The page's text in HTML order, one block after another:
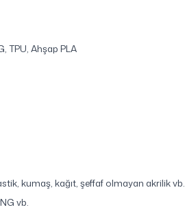
TPU, Ahşap PLA
kumaş, kağıt, şeffaf olmayan akrilik vb.
vb.